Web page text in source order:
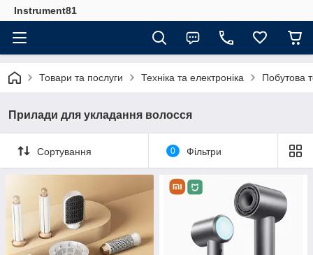
Instrument81
Товари та послуги Техніка та електроніка Побутова
Прилади для укладання волосся
Сортування 0 Фільтри